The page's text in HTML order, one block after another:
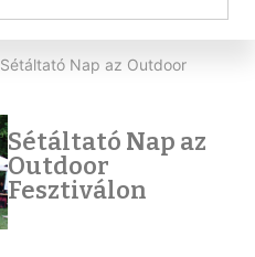
Sétáltató Nap az Outdoor
Sétáltató Nap az
Outdoor
Fesztiválon